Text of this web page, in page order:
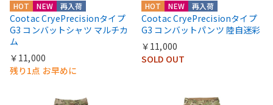
HOT NEW 再入荷
Cootac CryePrecisionタイプ
G3 コンバットシャツ マルチカ
ム
￥11,000
残り1点 お早めに
HOT NEW 再入荷
Cootac CryePrecisionタイプ
G3 コンバットパンツ 陸自迷彩
￥11,000
SOLD OUT